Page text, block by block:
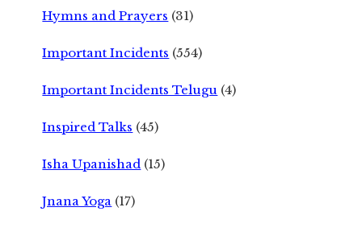
Hymns and Prayers (31)
Important Incidents (554)
Important Incidents Telugu (4)
Inspired Talks (45)
Isha Upanishad (15)
Jnana Yoga (17)